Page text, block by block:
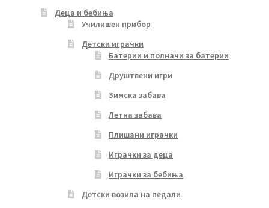
Деца и бебиња
Училишен прибор
Детски играчки
Батерии и полначи за батерии
Друштвени игри
Зимска забава
Летна забава
Плишани играчки
Играчки за деца
Играчки за бебиња
Детски возила на педали